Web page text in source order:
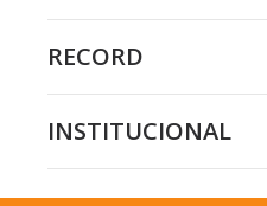
RECORD
INSTITUCIONAL